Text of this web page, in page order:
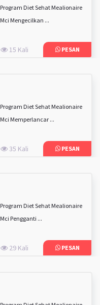
Program Diet Sehat Mealionaire
Mci Mengecilkan ...
15 Kali PESAN
Program Diet Sehat Mealionaire
Mci Memperlancar ...
35 Kali PESAN
Program Diet Sehat Mealionaire
Mci Pengganti ...
29 Kali PESAN